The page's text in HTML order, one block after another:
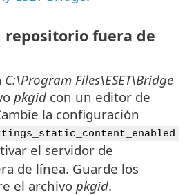
repositorio fuera de
C:\Program Files\ESET\Bridge
pkgid con un editor de
la configuración
el servidor de
de línea. Guarde los
el archivo pkgid.